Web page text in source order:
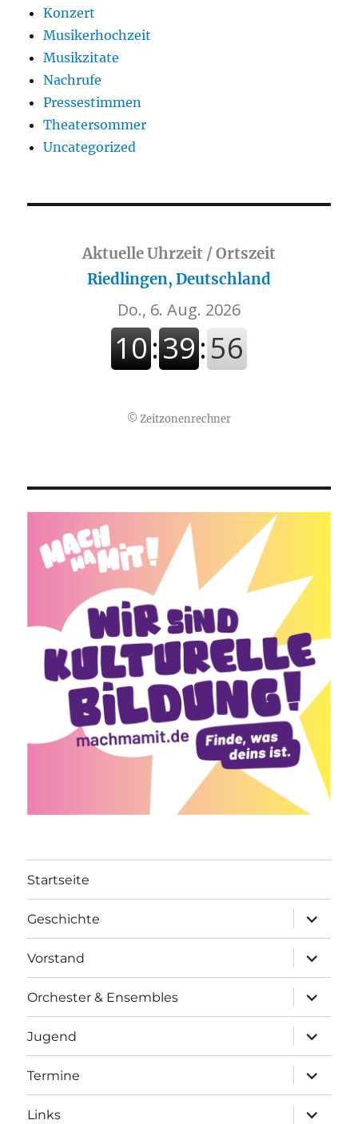
Konzert
Musikerhochzeit
Musikzitate
Nachrufe
Pressestimmen
Theatersommer
Uncategorized
Aktuelle Uhrzeit / Ortszeit
Riedlingen, Deutschland
© Zeitzonenrechner
Startseite
Geschichte
öffnen
Vorstand
öffnen
Orchester & Ensembles
öffnen
Jugend
öffnen
Termine
öffnen
Links